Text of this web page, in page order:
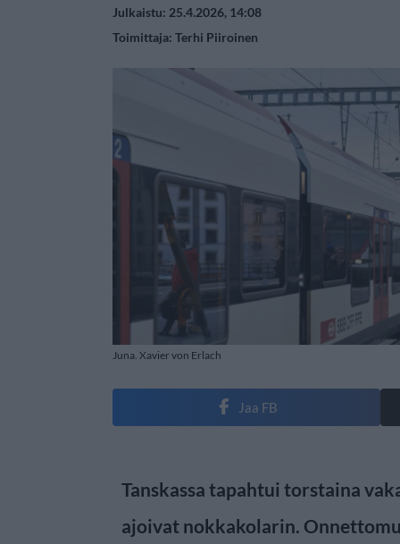
Julkaistu: 25.4.2026, 14:08
Toimittaja: Terhi Piiroinen
Juna. Xavier von Erlach
Jaa FB
Tanskassa tapahtui torstaina
ajoivat nokkakolarin.